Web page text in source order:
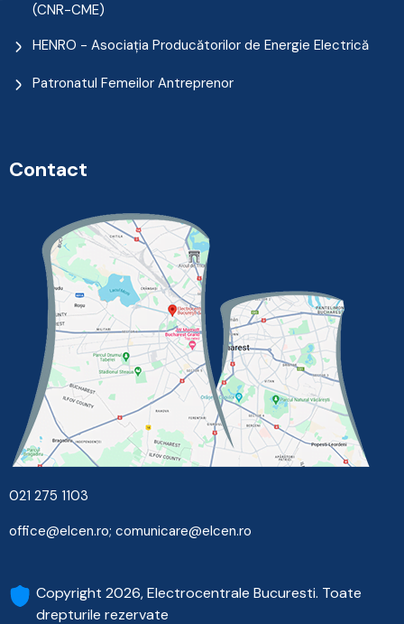
(CNR-CME)
HENRO - Asociația Producătorilor de Energie Electrică
Patronatul Femeilor Antreprenor
Contact
021 275 1103
office@elcen.ro; comunicare@elcen.ro
Copyright 2026, Electrocentrale Bucuresti. Toate
drepturile rezervate